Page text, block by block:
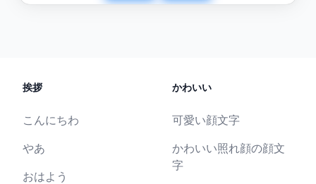
挨拶
こんにちわ
やあ
おはよう
かわいい
可愛い顔文字
かわいい照れ顔の顔文
字